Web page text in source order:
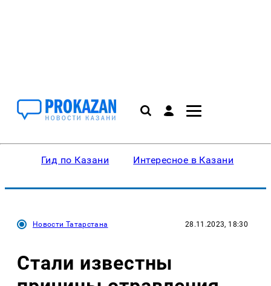
Гид по Казани Интересное в Казани
Новости Татарстана 28.11.2023, 18:30
Стали известны